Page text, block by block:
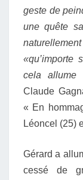
geste de
une quête
«qu’importe
cela allume
Claude
« En
Léoncel (25)
Gérard a
cessé de